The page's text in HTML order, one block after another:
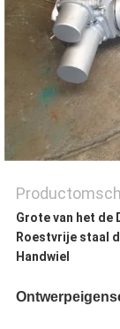
Grote van het de
Roestvrije staal
Handwiel